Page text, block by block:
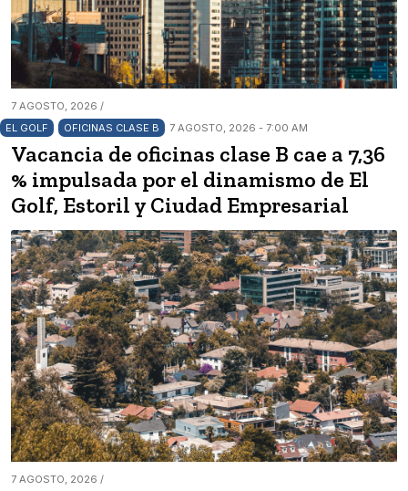
7 AGOSTO, 2026 /
EL GOLF
OFICINAS CLASE B 7 AGOSTO, 2026 - 7:00 AM
Vacancia de oficinas clase B cae a 7,36
% impulsada por el dinamismo de El
Golf, Estoril y Ciudad Empresarial
7 AGOSTO, 2026 /